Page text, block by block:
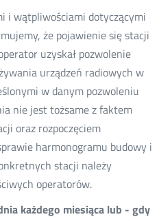
i wątpliwościami dotyczącymi
że pojawienie się stacji
uzyskał pozwolenie
urządzeń radiowych w
w danym pozwoleniu
nie jest tożsame z faktem
oraz rozpoczęciem
harmonogramu budowy i
stacji należy
operatorów.
każdego miesiąca lub - gdy